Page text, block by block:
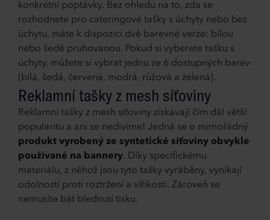
konkrétní poptávky. Bez ohledu na to, zda se
rozhodnete pro cateringové tašky s úchyty nebo bez
úchytu, máte k dispozici dvě barevné verze: bílou
nebo šedě pruhovanou. Pokud si vyberete tašku s
úchyty, můžete si vybrat jednu ze 6 dostupných barev
(bílá, šedá, červená, modrá, růžová a zelená).
Reklamní tašky z mesh síťoviny
Reklamní tašky z mesh síťoviny získávají čím dál větší
popularitu a ani se nedivíme! Jedná se o mimořádný
produkt vyrobený ze syntetické síťoviny obvykle
používané na bannery. Díky specifickému
materiálu, z něhož jsou tyto tašky vyráběny, vynikají
odolností proti roztržení a vlhkosti. Zároveň se
nemusíte bát blednutí tisku.